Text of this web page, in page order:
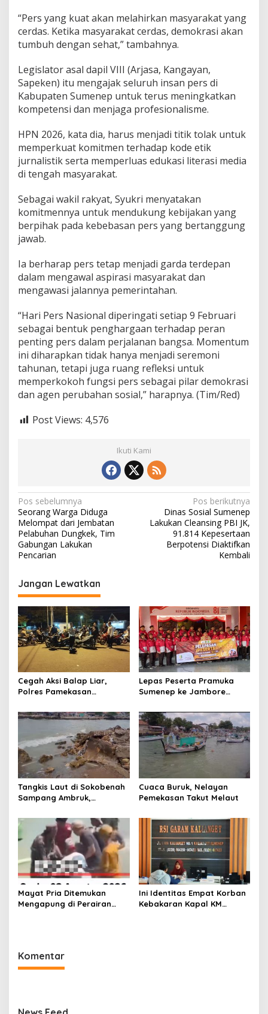
“Pers yang kuat akan melahirkan masyarakat yang
cerdas. Ketika masyarakat cerdas, demokrasi akan
tumbuh dengan sehat,” tambahnya.
Legislator asal dapil VIII (Arjasa, Kangayan,
Sapeken) itu mengajak seluruh insan pers di
Kabupaten Sumenep untuk terus meningkatkan
kompetensi dan menjaga profesionalisme.
HPN 2026, kata dia, harus menjadi titik tolak untuk
memperkuat komitmen terhadap kode etik
jurnalistik serta memperluas edukasi literasi media
di tengah masyarakat.
Sebagai wakil rakyat, Syukri menyatakan
komitmennya untuk mendukung kebijakan yang
berpihak pada kebebasan pers yang bertanggung
jawab.
Ia berharap pers tetap menjadi garda terdepan
dalam mengawal aspirasi masyarakat dan
mengawasi jalannya pemerintahan.
“Hari Pers Nasional diperingati setiap 9 Februari
sebagai bentuk penghargaan terhadap peran
penting pers dalam perjalanan bangsa. Momentum
ini diharapkan tidak hanya menjadi seremoni
tahunan, tetapi juga ruang refleksi untuk
memperkokoh fungsi pers sebagai pilar demokrasi
dan agen perubahan sosial,” harapnya. (Tim/Red)
Post Views: 4,576
Ikuti Kami
N
a
v
i
a
s
i
p
o
s
Pos sebelumnya
Seorang Warga Diduga
Melompat dari Jembatan
Pelabuhan Dungkek, Tim
Gabungan Lakukan
Pencarian
Pos berikutnya
Dinas Sosial Sumenep
Lakukan Cleansing PBI JK,
91.814 Kepesertaan
Berpotensi Diaktifkan
Kembali
Jangan Lewatkan
Cegah Aksi Balap Liar,
Polres Pamekasan
Motor
Lepas Peserta Pramuka
Sumenep ke Jambore
Wabup KH Imam Hasyim
Tangkis Laut di Sokobenah
Sampang Ambruk,
Warga
Cuaca Buruk, Nelayan
Pemekasan Takut Melaut
Mayat Pria Ditemukan
Mengapung di Perairan
Ini Identitas Empat Korban
Kebakaran Kapal KM
Komentar